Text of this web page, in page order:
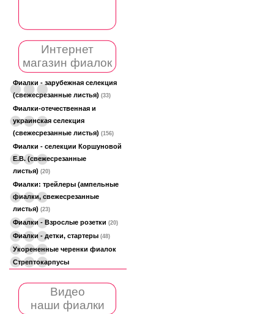
Интернет
магазин фиалок
Фиалки - зарубежная селекция
(свежесрезанные листья) (33)
Фиалки-отечественная и
украинская селекция
(свежесрезанные листья) (156)
Фиалки - селекции Коршуновой
Е.В. (свежесрезанные
листья) (20)
Фиалки: трейлеры (ампельные
фиалки, свежесрезанные
листья) (23)
Фиалки - Взрослые розетки (20)
Фиалки - детки, стартеры (48)
Укорененные черенки фиалок
Стрептокарпусы
Видео
наши фиалки